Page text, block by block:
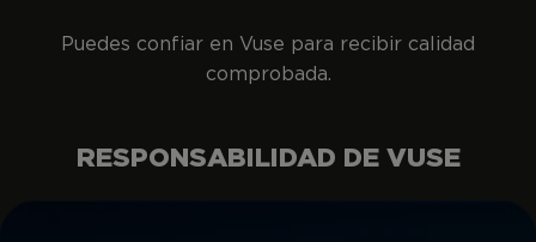
Puedes confiar en Vuse para recibir calidad
comprobada.
RESPONSABILIDAD DE VUSE